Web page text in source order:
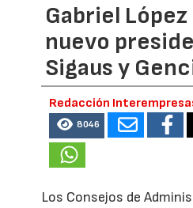
Gabriel López
nuevo
Sigaus y
Redacción
8046
Los Consejos de